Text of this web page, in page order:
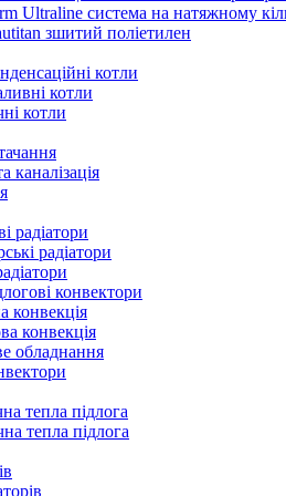
Ultraline система на натяжному
зшитий поліетилен
котли
котли
котли
каналізація
радіатори
радіатори
конвектори
конвекція
конвекція
обладнання
тепла підлога
тепла підлога